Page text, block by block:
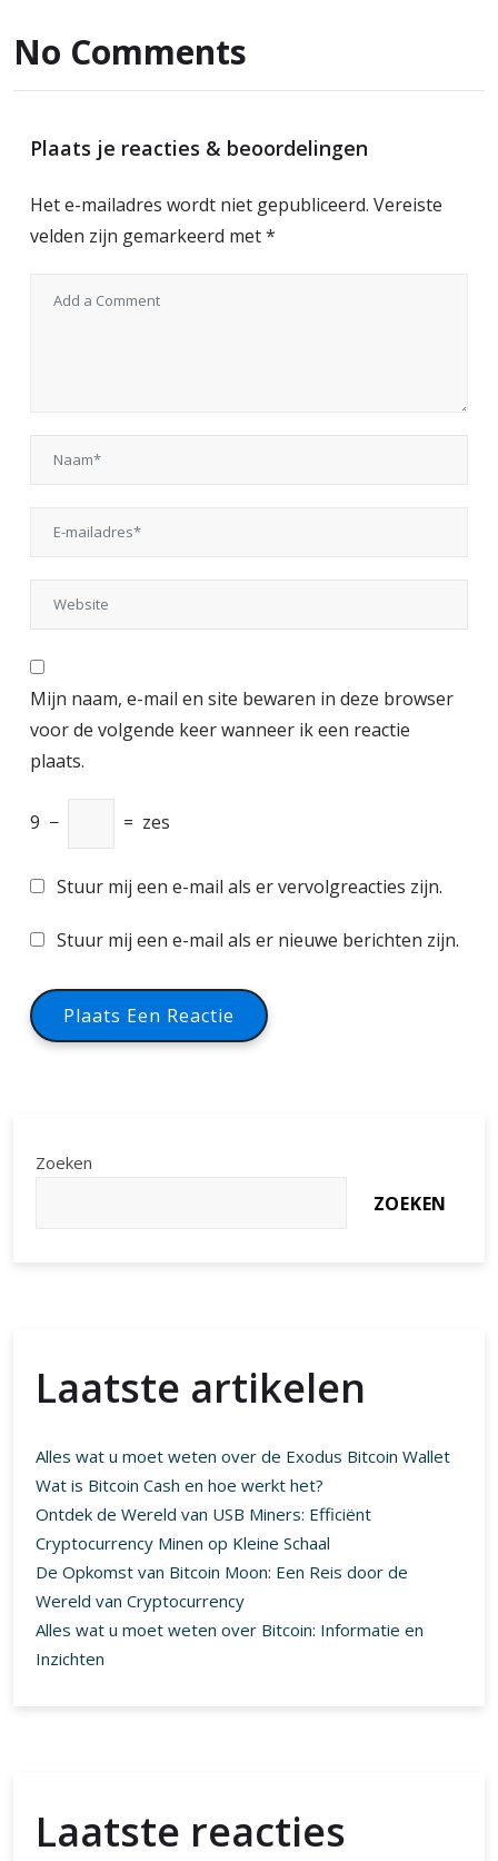
No Comments
Plaats je reacties & beoordelingen
Het e-mailadres wordt niet gepubliceerd. Vereiste
velden zijn gemarkeerd met*
Mijn naam, e-mail en site bewaren in deze browser
voor de volgende keer wanneer ik een reactie
plaats.
9 − = zes
Stuur mij een e-mail als er vervolgreacties zijn.
Stuur mij een e-mail als er nieuwe berichten zijn.
Zoeken
ZOEKEN
Laatste artikelen
Alles wat u moet weten over de Exodus Bitcoin Wallet
Wat is Bitcoin Cash en hoe werkt het?
Ontdek de Wereld van USB Miners: Efficiënt
Cryptocurrency Minen op Kleine Schaal
De Opkomst van Bitcoin Moon: Een Reis door de
Wereld van Cryptocurrency
Alles wat u moet weten over Bitcoin: Informatie en
Inzichten
Laatste reacties